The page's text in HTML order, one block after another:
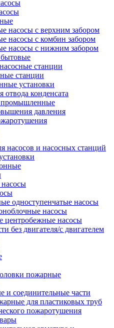
насосы с верхним забором
насосы с комбин забором
насосы с нижним забором
станции
станции
установки
отвода конденсата
промышленные
давления
насосов и насосных станций
одноступенчатые насосы
насосы
центробежные насосы
без двигателя/с двигателем
пожарные
и соединительные части
для пластиковых труб
пожаротушения